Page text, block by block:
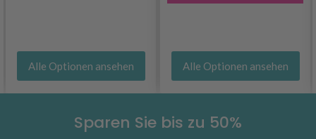
Alle Optionen ansehen Alle Optionen ansehen
Sparen Sie bis zu 50%